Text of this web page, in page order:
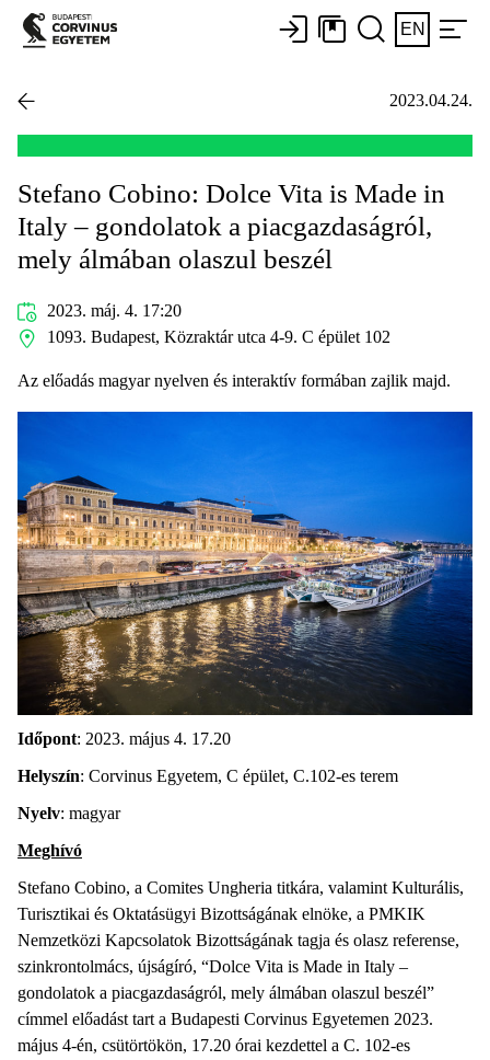
EN
2023.04.24.
Stefano Cobino: Dolce Vita is Made in
Italy – gondolatok a piacgazdaságról,
mely álmában olaszul beszél
2023. máj. 4. 17:20
1093. Budapest, Közraktár utca 4-9. C épület 102
Az előadás magyar nyelven és interaktív formában zajlik majd.
Időpont: 2023. május 4. 17.20
Helyszín: Corvinus Egyetem, C épület, C.102-es terem
Nyelv: magyar
Meghívó
Stefano Cobino, a Comites Ungheria titkára, valamint Kulturális,
Turisztikai és Oktatásügyi Bizottságának elnöke, a PMKIK
Nemzetközi Kapcsolatok Bizottságának tagja és olasz referense,
szinkrontolmács, újságíró, “Dolce Vita is Made in Italy –
gondolatok a piacgazdaságról, mely álmában olaszul beszél”
címmel előadást tart a Budapesti Corvinus Egyetemen 2023.
május 4-én, csütörtökön, 17.20 órai kezdettel a C. 102-es